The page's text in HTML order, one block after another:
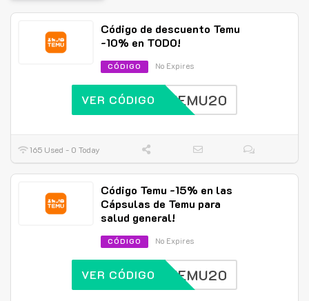
Código de descuento Temu
-10% en TODO!
CÓDIGO No Expires
TEMU20
VER CÓDIGO
165 Used - 0 Today
Código Temu -15% en las
Cápsulas de Temu para
salud general!
CÓDIGO No Expires
TEMU20
VER CÓDIGO